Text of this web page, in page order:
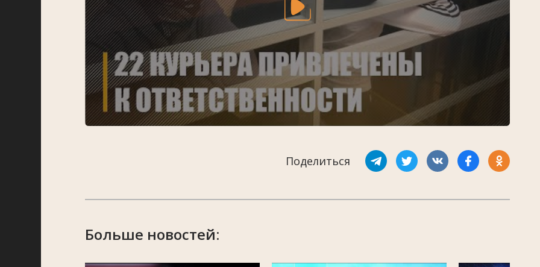
Поделиться
Больше новостей: